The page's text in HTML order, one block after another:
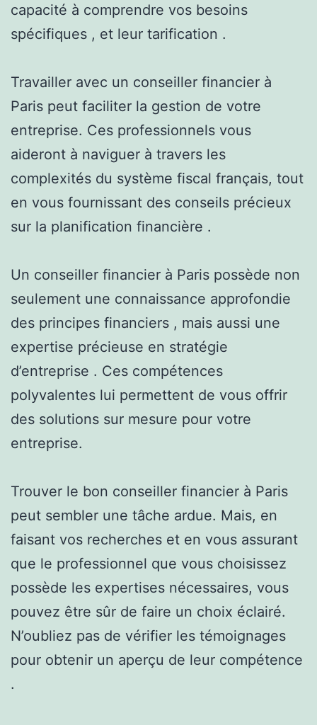
capacité à comprendre vos besoins
spécifiques , et leur tarification .
Travailler avec un conseiller financier à
Paris peut faciliter la gestion de votre
entreprise. Ces professionnels vous
aideront à naviguer à travers les
complexités du système fiscal français, tout
en vous fournissant des conseils précieux
sur la planification financière .
Un conseiller financier à Paris possède non
seulement une connaissance approfondie
des principes financiers , mais aussi une
expertise précieuse en stratégie
d’entreprise . Ces compétences
polyvalentes lui permettent de vous offrir
des solutions sur mesure pour votre
entreprise.
Trouver le bon conseiller financier à Paris
peut sembler une tâche ardue. Mais, en
faisant vos recherches et en vous assurant
que le professionnel que vous choisissez
possède les expertises nécessaires, vous
pouvez être sûr de faire un choix éclairé.
N’oubliez pas de vérifier les témoignages
pour obtenir un aperçu de leur compétence
.